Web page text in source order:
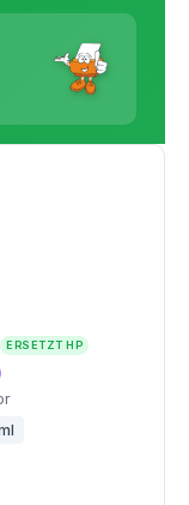
ERSETZT HP